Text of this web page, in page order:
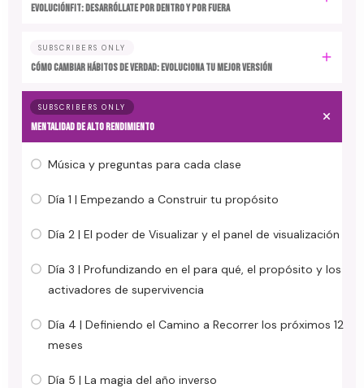
EvoluciónFit: desarróllate por dentro y por fuera
SUBSCRIBERS ONLY
Cómo cambiar hábitos de verdad: evoluciona tu mejor versión
SUBSCRIBERS ONLY
MENTALIDAD DE ALTO RENDIMIENTO
Música y preguntas para cada clase
Día 1 | Empezando a Construir tu propósito
Día 2 | El poder de Visualizar y el panel de visualización
Día 3 | Profundizando en el para qué, el propósito y los
activadores de supervivencia
Día 4 | Definiendo el Camino a Recorrer los próximos 12
meses
Día 5 | La magia del año inverso